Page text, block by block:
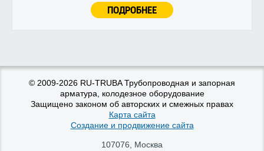
ПОДРОБНЕЕ
© 2009-2026 RU-TRUBA Трубопроводная и запорная
арматура, колодезное оборудование
Защищено законом об авторских и смежных правах
Карта сайта
Создание и продвижение сайта
107076
Москва